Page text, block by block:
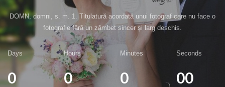
DOMN, domni, s. m. 1. Titulatură acordată unui fotograf care nu face o
fotografie fără un zâmbet sincer și larg deschis.
Days
0
Hours
0
Minutes
0
Seconds
00